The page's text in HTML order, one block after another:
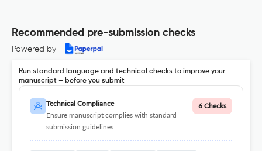
Recommended pre-submission checks
Powered by
Run standard language and technical checks to improve your
manuscript – before you submit
Technical Compliance
Ensure manuscript complies with standard
submission guidelines.
6 Checks